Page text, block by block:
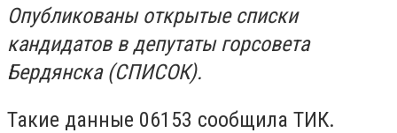
Опубликованы открытые списки
кандидатов в депутаты горсовета
Бердянска (СПИСОК).
Такие данные 06153 сообщила ТИК.